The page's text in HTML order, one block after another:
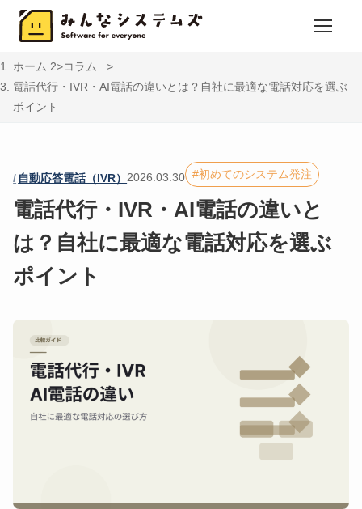
ホーム
コラム
電話代行・IVR・AI電話の違いとは？自社に最適な電話対応を選ぶ
ポイント
自動応答電話（IVR）2026.03.30 初めてのシステム発注
電話代行・IVR・AI電話の違いと
は？自社に最適な電話対応を選ぶ
ポイント